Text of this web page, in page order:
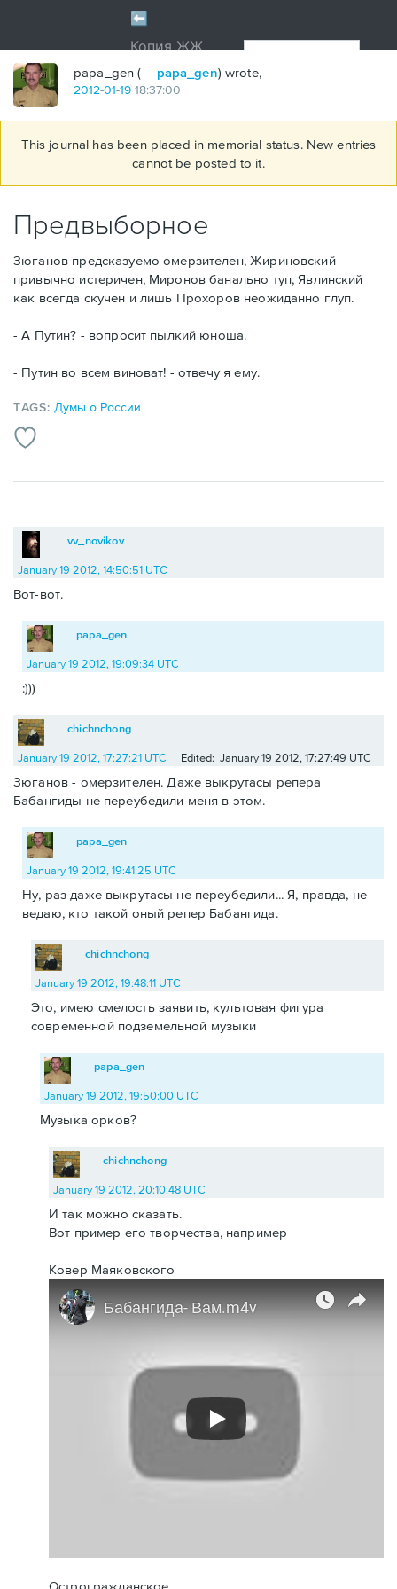
papa_gen ( papa_gen) wrote,
2012-01-19 18:37:00
This journal has been placed in memorial status. New entries
cannot be posted to it.
Предвыборное
Зюганов предсказуемо омерзителен, Жириновский
привычно истеричен, Миронов банально туп, Явлинский
как всегда скучен и лишь Прохоров неожиданно глуп.
- А Путин? - вопросит пылкий юноша.
- Путин во всем виноват! - отвечу я ему.
TAGS: Думы о России
vv_novikov
January 19 2012, 14:50:51 UTC
Вот-вот.
papa_gen
January 19 2012, 19:09:34 UTC
:)))
chichnchong
January 19 2012, 17:27:21 UTC Edited: January 19 2012, 17:27:49 UTC
Зюганов - омерзителен. Даже выкрутасы репера
Бабангиды не переубедили меня в этом.
papa_gen
January 19 2012, 19:41:25 UTC
Ну, раз даже выкрутасы не переубедили... Я, правда, не
ведаю, кто такой оный репер Бабангида.
chichnchong
January 19 2012, 19:48:11 UTC
Это, имею смелость заявить, культовая фигура
современной подземельной музыки
papa_gen
January 19 2012, 19:50:00 UTC
Музыка орков?
chichnchong
January 19 2012, 20:10:48 UTC
И так можно сказать.
Вот пример его творчества, например
Ковер Маяковского